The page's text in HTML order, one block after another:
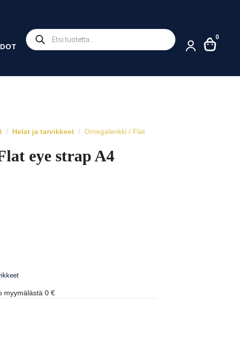
Products
search
0
Helat ja tarvikkeet
Omegalenkki / Flat
eye strap A4
myymälästä 0 €